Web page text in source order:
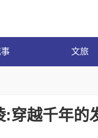
文旅
:穿越千年的